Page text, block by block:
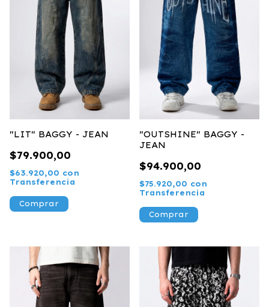
"LIT" BAGGY - JEAN
$79.900,00
$63.920,00 con
Transferencia
Comprar
"OUTSHINE" BAGGY -
JEAN
$94.900,00
$75.920,00 con
Transferencia
Comprar